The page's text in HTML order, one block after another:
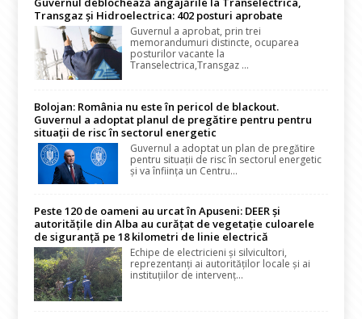
Transgaz și Hidroelectrica: 402 posturi aprobate
Guvernul a aprobat, prin trei
memorandumuri distincte, ocuparea
posturilor vacante la
Transelectrica,Transgaz ...
Bolojan: România nu este în pericol de blackout.
Guvernul a adoptat planul de pregătire pentru pentru
situații de risc în sectorul energetic
Guvernul a adoptat un plan de pregătire
pentru situații de risc în sectorul energetic
și va înființa un Centru...
Peste 120 de oameni au urcat în Apuseni: DEER și
autoritățile din Alba au curățat de vegetație culoarele
de siguranță pe 18 kilometri de linie electrică
Echipe de electricieni și silvicultori,
reprezentanți ai autorităților locale și ai
instituțiilor de intervenț...